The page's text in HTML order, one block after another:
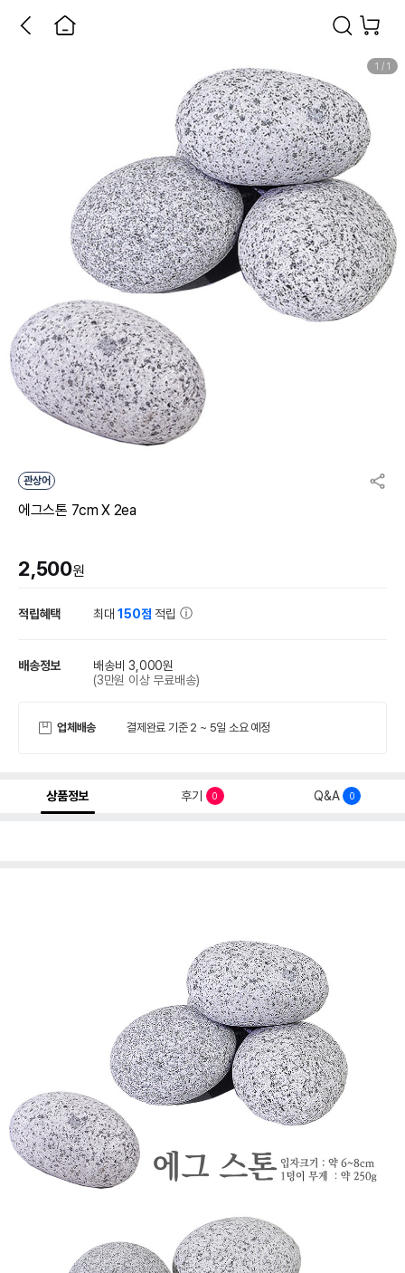
1 / 1
관상어
에그스톤 7cm X 2ea
2,500원
적립혜택 최대150점 적립
배송정보
배송비 3,000원
(3만원 이상 무료배송)
업체배송 결제완료 기준 2 ~ 5일 소요 예정
상품정보 후기 0 Q&A 0